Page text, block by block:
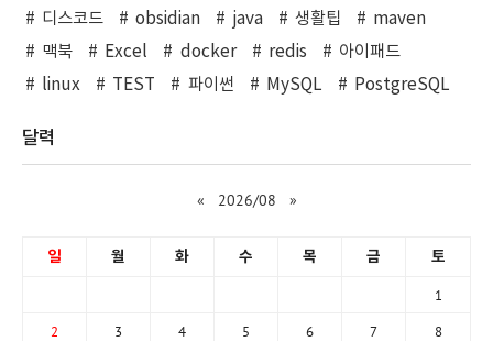
디스코드
obsidian java 생활팁
maven
맥북
Excel docker redis
아이패드
linux
TEST 파이썬 MySQL PostgreSQL
달력
« 2026/08 »
일 월 화 수 목 금 토
1
2 3 4 5 6 7 8